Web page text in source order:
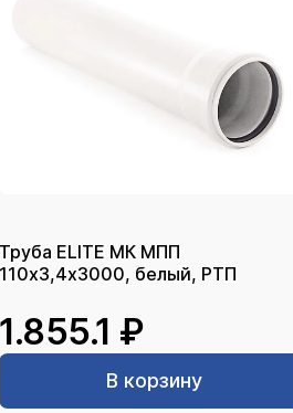
Труба ELITE МК МПП
110х3,4х3000, белый, РТП
1.855.1 ₽
В корзину